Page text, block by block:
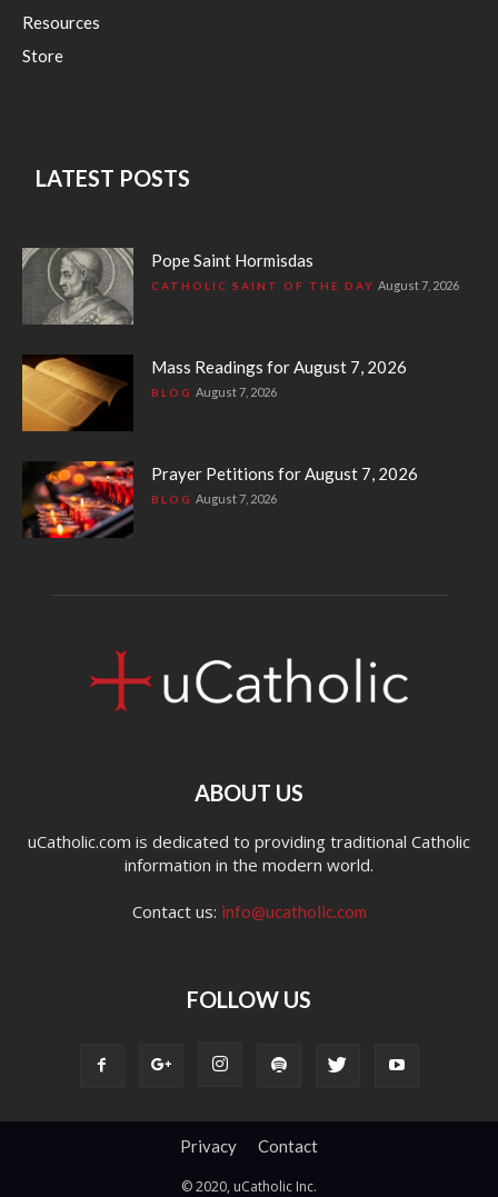
Resources
Store
LATEST POSTS
Pope Saint Hormisdas
CATHOLIC SAINT OF THE DAY August 7, 2026
Mass Readings for August 7, 2026
BLOG August 7, 2026
Prayer Petitions for August 7, 2026
BLOG August 7, 2026
ABOUT US
uCatholic.com is dedicated to providing traditional Catholic
information in the modern world.
Contact us: info@ucatholic.com
FOLLOW US
Privacy Contact
© 2020, uCatholic Inc.